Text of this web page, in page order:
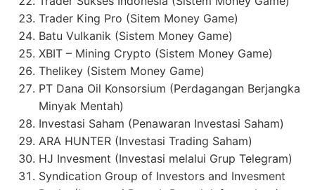
Trader King Pro (Sitem Money Game)
Batu Vulkanik (Sistem Money Game)
XBIT – Mining Crypto (Sistem Money Game)
Thelikey (Sistem Money Game)
PT Dana Oil Konsorsium (Perdagangan Berjangka
Minyak Mentah)
Investasi Saham (Penawaran Investasi Saham)
ARA HUNTER (Investasi Trading Saham)
HJ Invesment (Investasi melalui Grup Telegram)
Syndication Group of Investors and Invesment